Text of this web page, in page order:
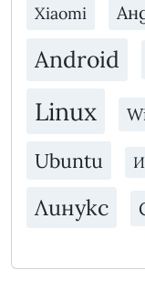
Xiaomi
Android
Linux
Ubuntu
Линукс